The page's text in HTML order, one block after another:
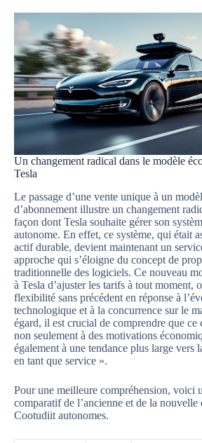
Un changement radical dans le modèle
Tesla
Le passage d’une vente unique à un
d’abonnement illustre un changement
façon dont Tesla souhaite gérer son
autonome. En effet, ce système, qui était
actif durable, devient maintenant un
approche qui s’éloigne du concept de
traditionnelle des logiciels. Ce nouveau
à Tesla d’ajuster les tarifs à tout moment,
flexibilité sans précédent en réponse à
technologique et à la concurrence sur le
égard, il est crucial de comprendre que ce
non seulement à des motivations
également à une tendance plus large vers
en tant que service ».
Pour une meilleure compréhension, voici
comparatif de l’ancienne et de la nouvelle
Cootudiit autonomes.